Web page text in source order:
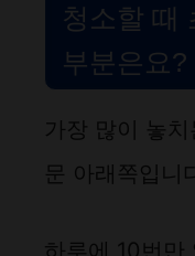
청소할 때
부분은요?
가장 많이 놓
문 아래쪽입니
하루에 10번